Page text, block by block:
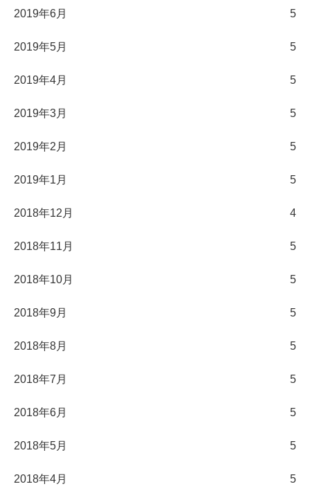
2019年6月 5
2019年5月 5
2019年4月 5
2019年3月 5
2019年2月 5
2019年1月 5
2018年12月 4
2018年11月 5
2018年10月 5
2018年9月 5
2018年8月 5
2018年7月 5
2018年6月 5
2018年5月 5
2018年4月 5